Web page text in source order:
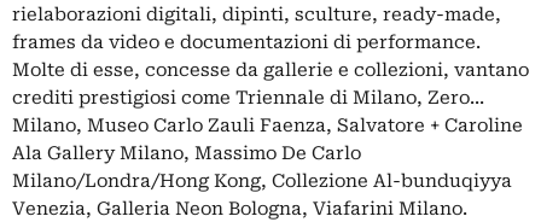
rielaborazioni digitali, dipinti, sculture, ready-made,
frames da video e documentazioni di performance.
Molte di esse, concesse da gallerie e collezioni, vantano
crediti prestigiosi come Triennale di Milano, Zero...
Milano, Museo Carlo Zauli Faenza, Salvatore + Caroline
Ala Gallery Milano, Massimo De Carlo
Milano/Londra/Hong Kong, Collezione Al-bunduqiyya
Venezia, Galleria Neon Bologna, Viafarini Milano.